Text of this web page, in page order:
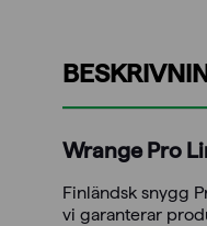
Wrange Pro
Finländsk snygg
vi garanterar